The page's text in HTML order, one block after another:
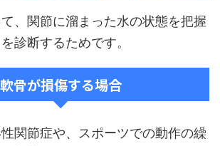
、関節に溜まった水の状態を把握
診断するためです。
軟骨が損傷する場合
関節症や、スポーツでの動作の繰